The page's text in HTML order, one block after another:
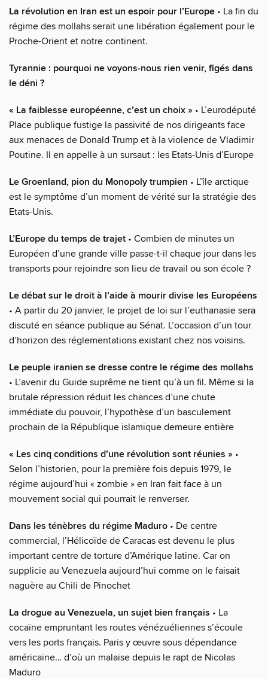
La révolution en Iran est un espoir pour l’Europe • La fin du
régime des mollahs serait une libération également pour le
Proche-Orient et notre continent.
Tyrannie : pourquoi ne voyons-nous rien venir, figés dans
le déni ?
« La faiblesse européenne, c’est un choix » • L’eurodéputé
Place publique fustige la passivité de nos dirigeants face
aux menaces de Donald Trump et à la violence de Vladimir
Poutine. Il en appelle à un sursaut : les Etats-Unis d’Europe
Le Groenland, pion du Monopoly trumpien • L’île arctique
est le symptôme d’un moment de vérité sur la stratégie des
Etats-Unis.
L’Europe du temps de trajet • Combien de minutes un
Européen d’une grande ville passe-t-il chaque jour dans les
transports pour rejoindre son lieu de travail ou son école ?
Le débat sur le droit à l’aide à mourir divise les Européens
• A partir du 20 janvier, le projet de loi sur l’euthanasie sera
discuté en séance publique au Sénat. L’occasion d’un tour
d’horizon des réglementations existant chez nos voisins.
Le peuple iranien se dresse contre le régime des mollahs
• L’avenir du Guide suprême ne tient qu’à un fil. Même si la
brutale répression réduit les chances d’une chute
immédiate du pouvoir, l’hypothèse d’un basculement
prochain de la République islamique demeure entière
« Les cinq conditions d’une révolution sont réunies » •
Selon l’historien, pour la première fois depuis 1979, le
régime aujourd’hui « zombie » en Iran fait face à un
mouvement social qui pourrait le renverser.
Dans les ténèbres du régime Maduro • De centre
commercial, l’Hélicoïde de Caracas est devenu le plus
important centre de torture d’Amérique latine. Car on
supplicie au Venezuela aujourd’hui comme on le faisait
naguère au Chili de Pinochet
La drogue au Venezuela, un sujet bien français • La
cocaïne empruntant les routes vénézuéliennes s’écoule
vers les ports français. Paris y œuvre sous dépendance
américaine… d’où un malaise depuis le rapt de Nicolas
Maduro